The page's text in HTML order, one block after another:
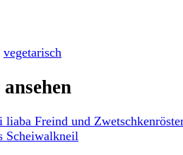
vegetarisch
liaba Freind und
Scheiwalkneil